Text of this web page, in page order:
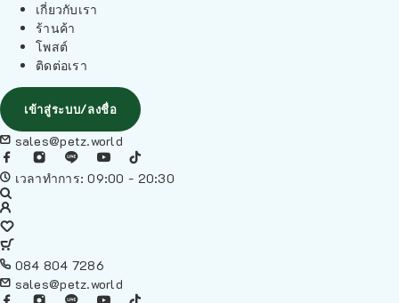
เกี่ยวกับเรา
ร้านค้า
โพสต์
ติดต่อเรา
เข้าสู่ระบบ/ลงชื่อ
sales@petz.world
เวลาทำการ: 09:00 - 20:30
084 804 7286
sales@petz.world